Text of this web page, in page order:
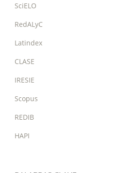
SciELO
RedALyC
Latindex
CLASE
IRESIE
Scopus
REDIB
HAPI